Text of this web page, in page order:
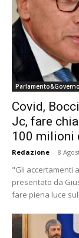
Parlamento&Governo
Covid,
Jc, fare
100 milioni
Redazione - 8
"Gli accertamenti
presentato da
fare piena luce